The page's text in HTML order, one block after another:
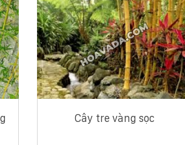
Cây tre vàng sọc